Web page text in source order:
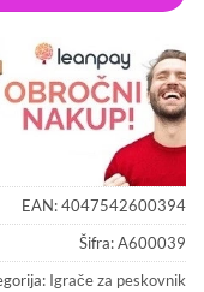
EAN:4047542600394
Šifra:A600039
Igrače za peskovnik